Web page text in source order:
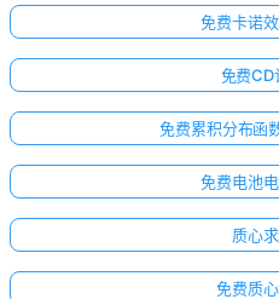
免费卡诺
免费CD
免费累积分布函
免费电池
质心
免费质